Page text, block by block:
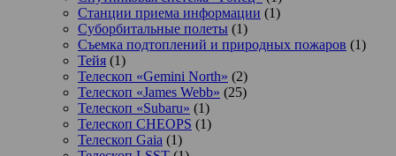
Станции приема информации (1)
Суборбитальные полеты (1)
Съемка подтоплений и природных пожаров (1)
Тейя (1)
Телескоп «Gemini North» (2)
Телескоп «James Webb» (25)
Телескоп «Subaru» (1)
Телескоп CHEOPS (1)
Телескоп Gaia (1)